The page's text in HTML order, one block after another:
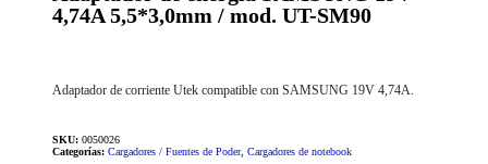
4,74A 5,5*3,0mm / mod. UT-SM90
Adaptador de corriente Utek compatible con SAMSUNG 19V 4,74A.
SKU: 0050026
Categorías: Cargadores / Fuentes de Poder, Cargadores de notebook